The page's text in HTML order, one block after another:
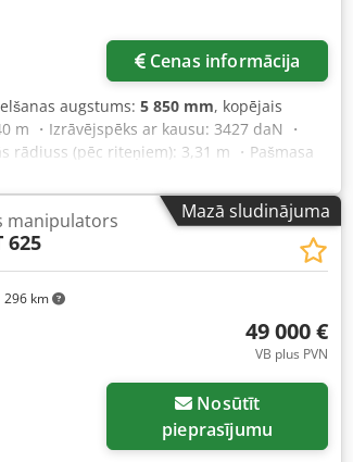
Cenas informācija
augstums: 5 850 mm, kopējais
m ・Izrāvējspēks ar kausu: 3427 daN ・
rādiuss (pēc riteņiem): 3,31 m ・Pašmasa
5,40 s ・Teleskopa izvilkšana:
3,50 s ・Izbēršana: 3,60 s ・
dzinējs): 75 ZS / 55,40 kW ・Maks.
spēks: 3550 daN ・Pārnesumu skaits
h ・Stāvbremze: automātiska negatīva
asīm ・Sūknēšanas veids:
l ・Hidrauliskā eļļa: 115 l ・Degvielas
dB ・Vides trokšņa līmenis (LwA): 104 dB
(priekšā/aizmugurē): 2 / 2 ・Piedziņas
EN 15000 standarts / ROPS-FOPS
Mazā sludinājuma
km
manipulators
625
49 000 €
VB plus PVN
pieprasījumu